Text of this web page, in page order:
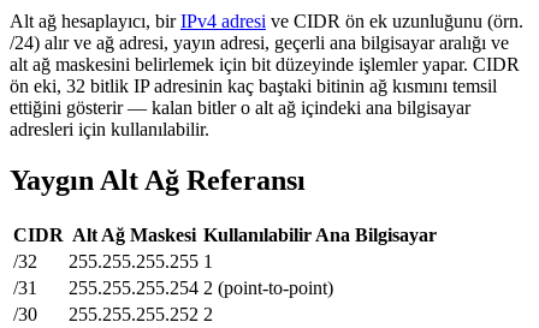
Alt ağ hesaplayıcı, birIPv4 adresi ve CIDR ön ek uzunluğunu (örn.
/24) alır ve ağ adresi, yayın adresi, geçerli ana bilgisayar aralığı ve
alt ağ maskesini belirlemek için bit düzeyinde işlemler yapar. CIDR
ön eki, 32 bitlik IP adresinin kaç baştaki bitinin ağ kısmını temsil
ettiğini gösterir — kalan bitler o alt ağ içindeki ana bilgisayar
adresleri için kullanılabilir.
Yaygın Alt Ağ Referansı
CIDR Alt Ağ Maskesi Kullanılabilir Ana Bilgisayar
/32
255.255.255.255 1
/31
255.255.255.254 2 (point-to-point)
/30
255.255.255.252 2